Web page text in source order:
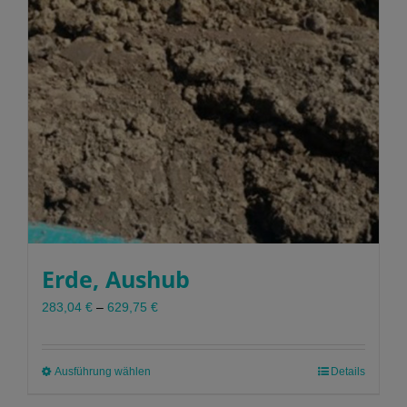
werden
Erde, Aushub
283,04 € – 629,75 €
Ausführung wählen Details